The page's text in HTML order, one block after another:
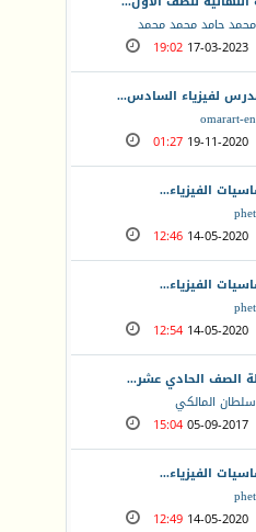
محمد حامد محمد محمد
17-03-2023
19:02
لفيزياء السادس...
omarart-en
19-11-2020
01:27
الفيزياء...
phet
14-05-2020
12:46
الفيزياء...
phet
14-05-2020
12:54
الصف الحادي عشر...
سلطان المالكي
05-09-2017
15:04
الفيزياء...
phet
14-05-2020
12:49